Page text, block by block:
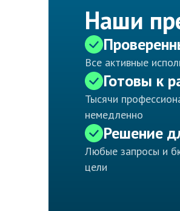
Наши
Все активные
Готовы к
Тысячи
немедленно
Решение
Любые запросы и
цели